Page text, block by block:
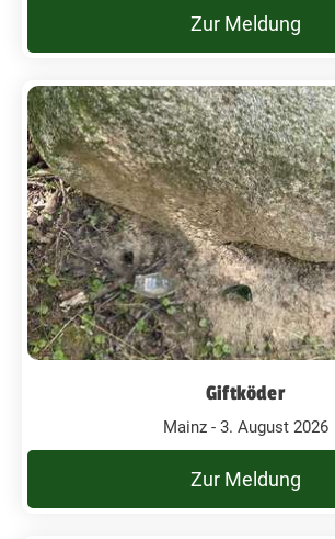
Zur Meldung
Giftköder
Mainz - 3. August 2026
Zur Meldung